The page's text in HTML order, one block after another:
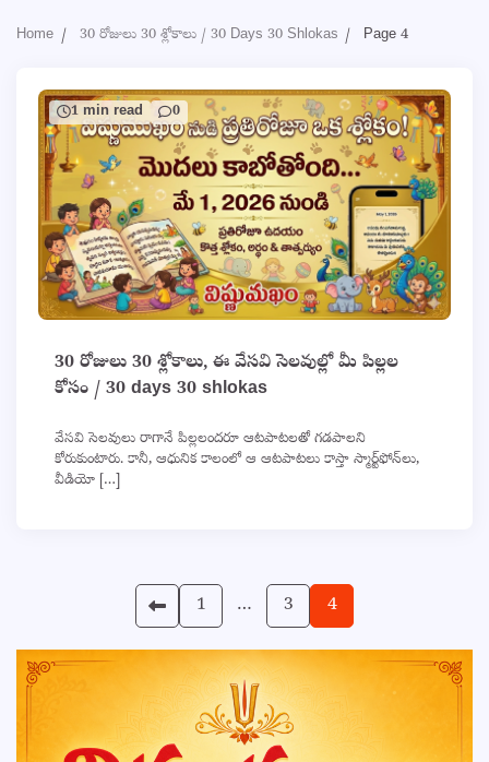
Home 30 రోజులు 30 శ్లోకాలు / 30 Days 30 Shlokas Page 4
1 min read 0
30 రోజులు 30 శ్లోకాలు, ఈ వేసవి సెలవుల్లో మీ పిల్లల
కోసం / 30 days 30 shlokas
వేసవి సెలవులు రాగానే పిల్లలందరూ ఆటపాటలతో గడపాలని
కోరుకుంటారు. కానీ, ఆధునిక కాలంలో ఆ ఆటపాటలు కాస్తా స్మార్ట్‌ఫోన్‌లు,
వీడియో […]
pagination
1 … 3 4